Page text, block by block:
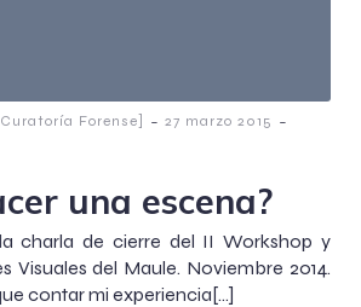
Forense] - 27 marzo 2015 -
una escena?
charla de cierre del II Workshop y
Visuales del Maule. Noviembre 2014.
contar mi experiencia[…]